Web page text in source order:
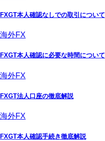
FXGT本人確認なしでの取引について
海外FX
FXGT本人確認に必要な時間について
海外FX
FXGT法人口座の徹底解説
海外FX
FXGT本人確認手続き徹底解説